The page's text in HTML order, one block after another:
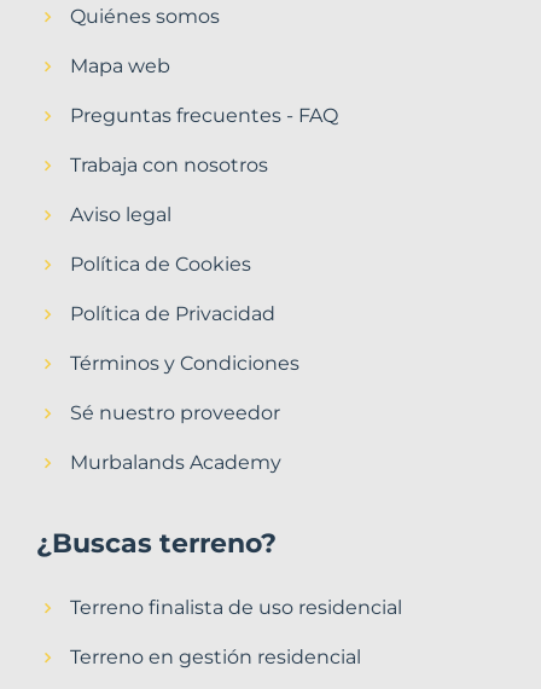
Quiénes somos
Mapa web
Preguntas frecuentes - FAQ
Trabaja con nosotros
Aviso legal
Política de Cookies
Política de Privacidad
Términos y Condiciones
Sé nuestro proveedor
Murbalands Academy
¿Buscas terreno?
Terreno finalista de uso residencial
Terreno en gestión residencial